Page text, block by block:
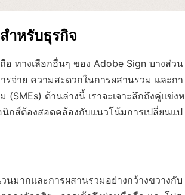
ำหรับธุรกิจ
ทางเลือกอื่นๆ ของ Adobe Sign บางส่วน
รจ่าย ความสะดวกในการผสานรวม และกา
ด้านล่างนี้ เราจะเจาะลึกถึงคู่แข่งห
กส์ต้องสอดคล้องกับแนวโน้มการเปลี่ยนแป
นมากและการผสานรวมอย่างกว้างขวางกับ